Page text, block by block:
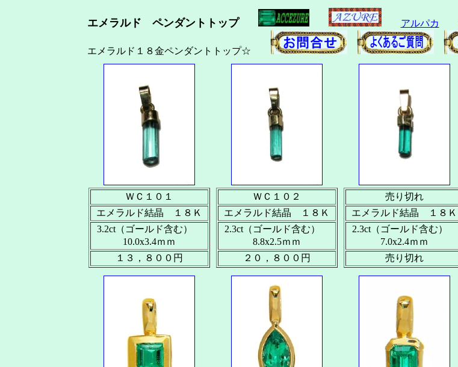
エメラルド ペンダントトップ アルパカ
エメラルド１８金ペンダントトップ☆
ＷＣ１０１
エメラルド結晶 １８Ｋ
3.2ct（ゴールド含む）
10.0x3.4ｍｍ
１３，８００円
ＷＣ１０２
エメラルド結晶 １８Ｋ
2.3ct（ゴールド含む）
8.8x2.5ｍｍ
２０，８００円
売り切れ
エメラルド結晶 １８Ｋ
2.3ct（ゴールド含む）
7.0x2.4ｍｍ
売り切れ